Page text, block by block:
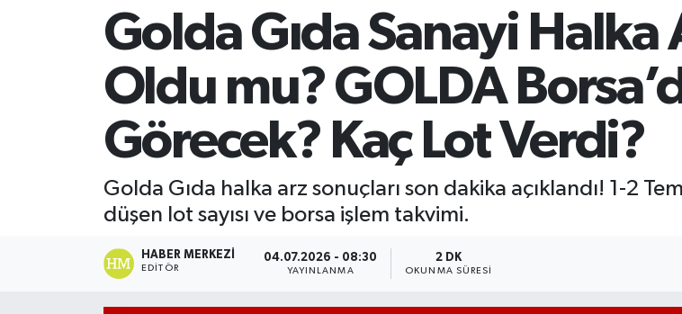
Golda Gıda Sanayi Halka
Oldu mu? GOLDA
Görecek? Kaç Lot Verdi?
Golda Gıda halka arz sonuçları son dakika açıklandı! 1-2
düşen lot sayısı ve borsa işlem takvimi.
HABER MERKEZI
EDITÖR
04.07.2026 - 08:30
YAYINLANMA
2 DK
OKUNMA SÜRESI
Bandırma
BİYOGRAFİLER
Balıkesir Trafik Yoğunluk Haritası
Süper Lig Puan Durumu ve Fikstür
Tüm Manşetler
Haber Arşivi